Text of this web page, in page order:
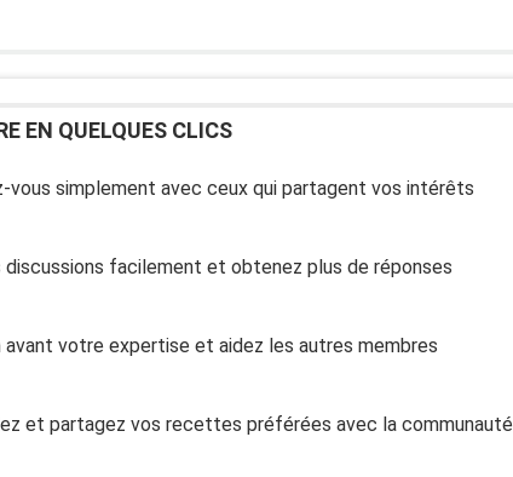
EN QUELQUES CLICS
vous simplement avec ceux qui partagent vos intérêts
discussions facilement et obtenez plus de réponses
votre expertise et aidez les autres membres
et partagez vos recettes préférées avec la communauté